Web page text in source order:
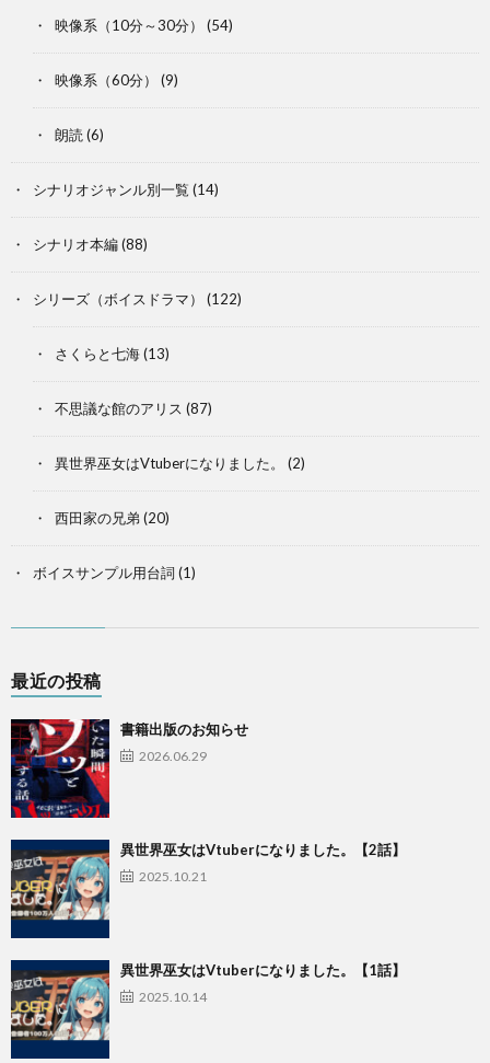
映像系（10分～30分） (54)
映像系（60分） (9)
朗読 (6)
シナリオジャンル別一覧 (14)
シナリオ本編(88)
シリーズ（ボイスドラマ） (122)
さくらと七海(13)
不思議な館のアリス (87)
異世界巫女はVtuberになりました。 (2)
西田家の兄弟(20)
ボイスサンプル用台詞 (1)
最近の投稿
書籍出版のお知らせ
2026.06.29
異世界巫女はVtuberになりました。【2話】
2025.10.21
異世界巫女はVtuberになりました。【1話】
2025.10.14